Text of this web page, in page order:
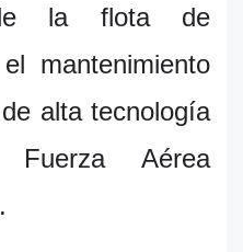
de la flota de
mantenimiento
alta tecnología
Aérea